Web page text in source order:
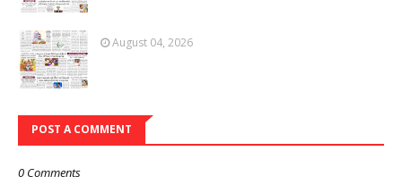
August 04, 2026
POST A COMMENT
0 Comments